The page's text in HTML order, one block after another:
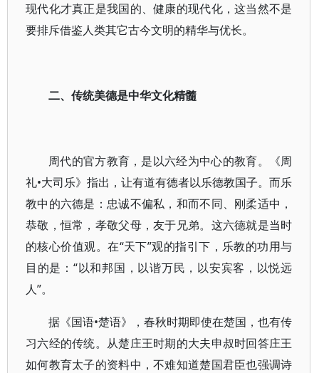
现代化才真正是我国的、健康的现代化，这当然不是
要排斥借鉴人类其它古今文明的精华与优长。
二、传统美德是中华文化精髓
周代的官方教育，是以六经为中心的教育。《周
礼•大司乐》指出，让有道有德者以乐德教国子。而乐
教中的六德是：忠诚不偏私，和而不同、刚柔适中，
恭敬，恒常，孝敬父母，友于兄弟。这六德就是当时
的核心价值观。在“天下”观的指引下，乐教的功用与
目的是：“以和邦国，以谐万民，以安宾客，以悦远
人”。
据《国语•楚语》，春秋时期即使在楚国，也有传
习六经的传统。从楚庄王时期的大夫申叔时回答庄王
如何教育太子的资料中，不难知道楚国君臣也强调诗